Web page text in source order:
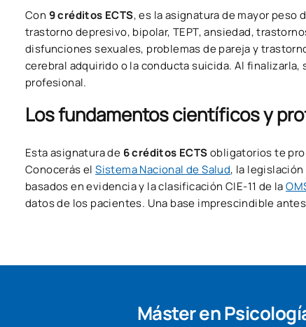
Con 9 créditos ECTS, es la asignatura de mayor
trastorno depresivo, bipolar, TEPT, ansiedad,
disfunciones sexuales, problemas de pareja y
cerebral adquirido o la conducta suicida. Al
profesional.
Los fundamentos científicos y
Esta asignatura de 6 créditos ECTSobligatorios te
Conocerás elSistema Nacional de Salud, la
basados en evidencia y la clasificación CIE-11 de la
datos de los pacientes. Una base imprescindible
Máster en